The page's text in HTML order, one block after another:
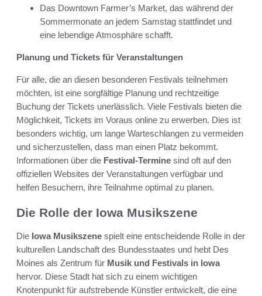
Das Downtown Farmer’s Market, das während der
Sommermonate an jedem Samstag stattfindet und
eine lebendige Atmosphäre schafft.
Planung und Tickets für Veranstaltungen
Für alle, die an diesen besonderen Festivals teilnehmen
möchten, ist eine sorgfältige Planung und rechtzeitige
Buchung der Tickets unerlässlich. Viele Festivals bieten die
Möglichkeit, Tickets im Voraus online zu erwerben. Dies ist
besonders wichtig, um lange Warteschlangen zu vermeiden
und sicherzustellen, dass man einen Platz bekommt.
Informationen über die Festival-Termine sind oft auf den
offiziellen Websites der Veranstaltungen verfügbar und
helfen Besuchern, ihre Teilnahme optimal zu planen.
Die Rolle der Iowa Musikszene
Die Iowa Musikszene spielt eine entscheidende Rolle in der
kulturellen Landschaft des Bundesstaates und hebt Des
Moines als Zentrum für Musik und Festivals in Iowa
hervor. Diese Stadt hat sich zu einem wichtigen
Knotenpunkt für aufstrebende Künstler entwickelt, die eine